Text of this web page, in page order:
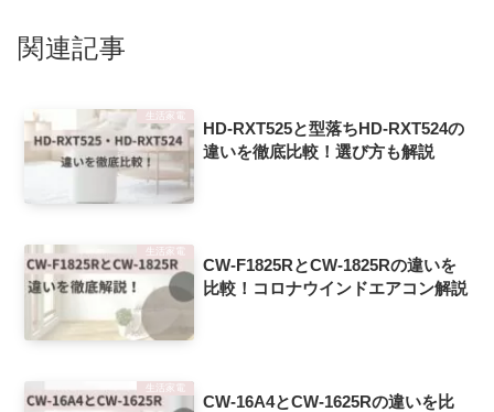
関連記事
HD-RXT525と型落ちHD-RXT524の
違いを徹底比較！選び方も解説
生活家電
CW-F1825RとCW-1825Rの違いを
比較！コロナウインドエアコン解説
生活家電
CW-16A4とCW-1625Rの違いを比